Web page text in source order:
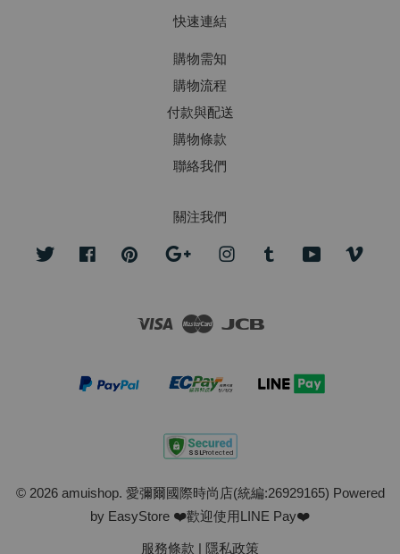
快速連結
購物需知
購物流程
付款與配送
購物條款
聯絡我們
關注我們
Twitter FacebookPinterest Google InstagramTumblr YouTube
Visa Master
© 2026 amuishop. 愛彌爾國際時尚店(統編:26929165) Powered
by EasyStore ❤️歡迎使用LINE Pay❤️
服務條款 | 隱私政策